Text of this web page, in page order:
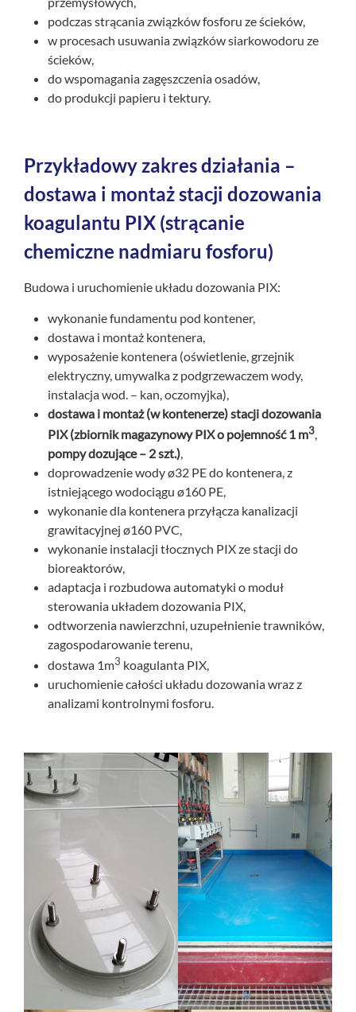
podczas strącania związków fosforu ze ścieków,
w procesach usuwania związków siarkowodoru ze
ścieków,
do wspomagania zagęszczenia osadów,
do produkcji papieru i tektury.
Przykładowy zakres działania –
dostawa i montaż stacji dozowania
koagulantu PIX (strącanie
chemiczne nadmiaru fosforu)
Budowa i uruchomienie układu dozowania PIX:
wykonanie fundamentu pod kontener,
dostawa i montaż kontenera,
wyposażenie kontenera (oświetlenie, grzejnik
elektryczny, umywalka z podgrzewaczem wody,
instalacja wod. – kan, oczomyjka),
dostawa i montaż (w kontenerze) stacji dozowania
PIX (zbiornik magazynowy PIX o pojemność 1 m3,
pompy dozujące – 2 szt.),
doprowadzenie wody ø32 PE do kontenera, z
istniejącego wodociągu ø160 PE,
wykonanie dla kontenera przyłącza kanalizacji
grawitacyjnej ø160 PVC,
wykonanie instalacji tłocznych PIX ze stacji do
bioreaktorów,
adaptacja i rozbudowa automatyki o moduł
sterowania układem dozowania PIX,
odtworzenia nawierzchni, uzupełnienie trawników,
zagospodarowanie terenu,
dostawa 1m3 koagulanta PIX,
uruchomienie całości układu dozowania wraz z
analizami kontrolnymi fosforu.